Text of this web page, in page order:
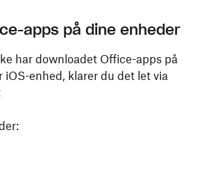
Office-app (Word, Excel
og bliver ført direkte til App Store.
skal du gå tilbage til din
enten trykke på Næste på
hvis du ikke kan se den skærm,
apps på dine enheder
har downloadet Office-apps på
iOS-enhed, klarer du det let via